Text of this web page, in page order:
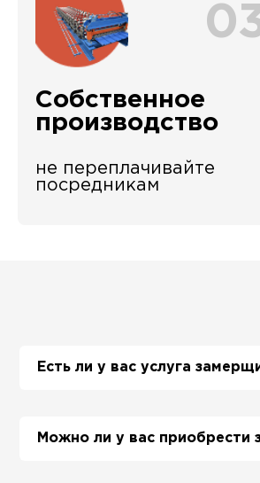
Собственное
производство
не переплачивайте
посредникам
Есть ли у вас услуга
просьбе приедет на объект
стоимость расчета нашим
Можно ли у вас приобрести